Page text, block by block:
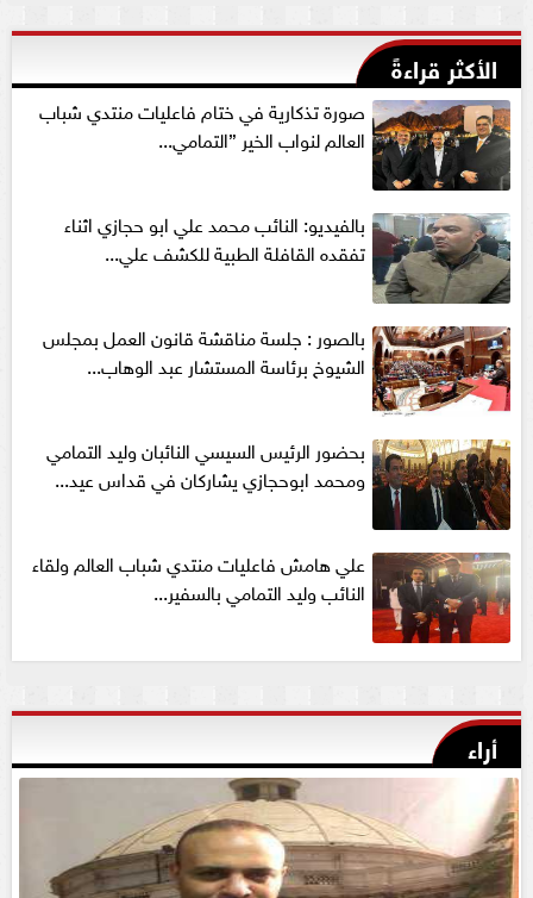
الأكثر قراءةً
صورة تذكارية في ختام فاعليات منتدي شباب
العالم لنواب الخير ”التمامي...
بالفيديو: النائب محمد علي ابو حجازي اثناء
تفقده القافلة الطبية للكشف علي...
بالصور : جلسة مناقشة قانون العمل بمجلس
الشيوخ برئاسة المستشار عبد الوهاب...
بحضور الرئيس السيسي النائبان وليد التمامي
ومحمد ابوحجازي يشاركان في قداس عيد...
علي هامش فاعليات منتدي شباب العالم ولقاء
النائب وليد التمامي بالسفير...
أراء